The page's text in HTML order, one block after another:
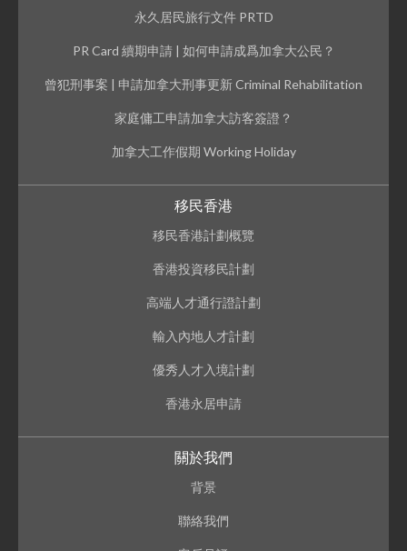
永久居民旅行文件 PRTD
PR Card 續期申請 | 如何申請成爲加拿大公民？
曾犯刑事案 | 申請加拿大刑事更新 Criminal Rehabilitation
家庭傭工申請加拿大訪客簽證？
加拿大工作假期 Working Holiday
移民香港
移民香港計劃概覽
香港投資移民計劃
高端人才通行證計劃
輸入內地人才計劃
優秀人才入境計劃
香港永居申請
關於我們
背景
聯絡我們